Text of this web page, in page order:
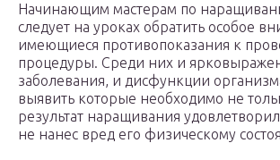
Начинающим мастерам по
следует на уроках обратить особое
имеющиеся противопоказания к
процедуры. Среди них и
заболевания, и дисфункции
выявить которые необходимо не
результат наращивания
не нанес вред его физическому